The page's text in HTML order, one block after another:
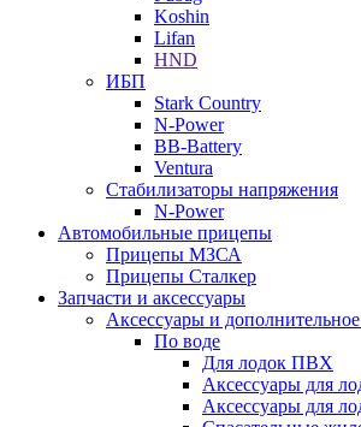
Koshin
Lifan
HND
ИБП
Stark Country
N-Power
BB-Battery
Ventura
Стабилизаторы напряжения
N-Power
Автомобильные прицепы
Прицепы МЗСА
Прицепы Сталкер
Запчасти и аксессуары
Аксессуары и
По воде
Для лодок ПВХ
Аксессуары для
Аксессуары для